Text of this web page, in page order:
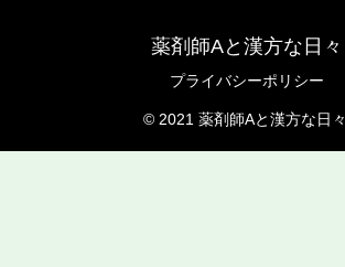
薬剤師Aと漢方な日々
プライバシーポリシー
© 2021 薬剤師Aと漢方な日々.